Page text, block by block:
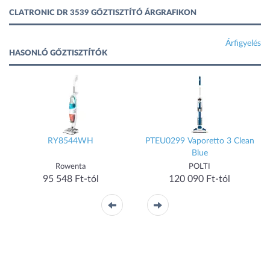
CLATRONIC DR 3539 GŐZTISZTÍTÓ ÁRGRAFIKON
Árfigyelés
HASONLÓ GŐZTISZTÍTÓK
RY8544WH
Rowenta
95 548 Ft-tól
PTEU0299 Vaporetto 3 Clean
Blue
POLTI
120 090 Ft-tól